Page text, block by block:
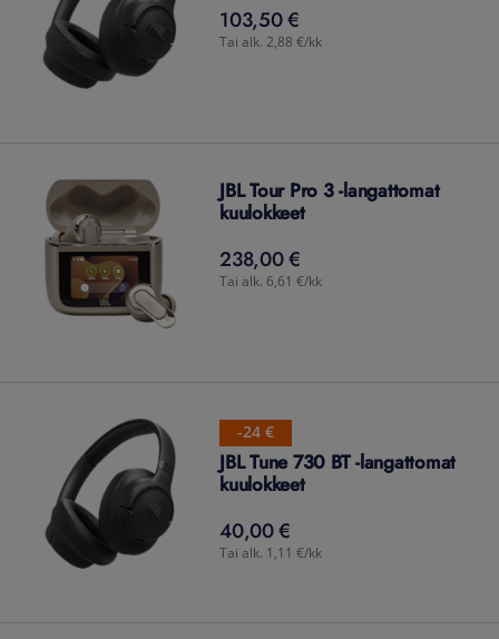
103,50 €
103,50€
Tai alk. 2,88 €/kk
JBL Tour Pro 3 -langattomat
kuulokkeet
238,00 €
238,00€
Tai alk. 6,61 €/kk
-24 €
JBL Tune 730 BT -langattomat
kuulokkeet
40,00 €
40,00€
Tai alk. 1,11 €/kk